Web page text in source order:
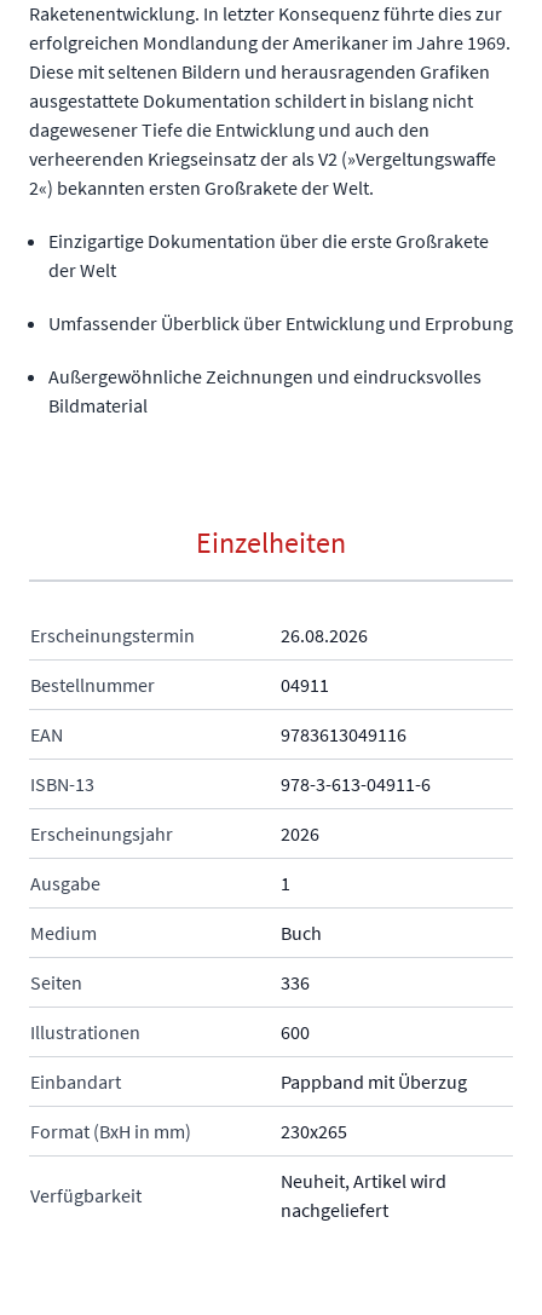
Raketenentwicklung. In letzter Konsequenz führte dies zur
erfolgreichen Mondlandung der Amerikaner im Jahre 1969.
Diese mit seltenen Bildern und herausragenden Grafiken
ausgestattete Dokumentation schildert in bislang nicht
dagewesener Tiefe die Entwicklung und auch den
verheerenden Kriegseinsatz der als V2 (»Vergeltungswaffe
2«) bekannten ersten Großrakete der Welt.
Einzigartige Dokumentation über die erste Großrakete
der Welt
Umfassender Überblick über Entwicklung und Erprobung
Außergewöhnliche Zeichnungen und eindrucksvolles
Bildmaterial
Einzelheiten
Erscheinungstermin 26.08.2026
Bestellnummer 04911
EAN 9783613049116
ISBN-13 978-3-613-04911-6
Erscheinungsjahr 2026
Ausgabe 1
Medium Buch
Seiten 336
Illustrationen 600
Einbandart Pappband mit Überzug
Format (BxH in mm) 230x265
Verfügbarkeit
Neuheit, Artikel wird
nachgeliefert